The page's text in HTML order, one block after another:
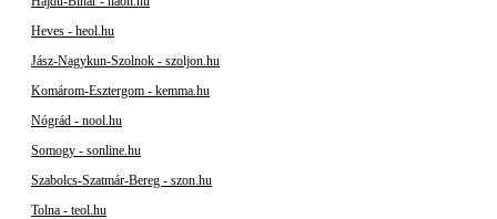
Heves - heol.hu
Jász-Nagykun-Szolnok - szoljon.hu
Komárom-Esztergom - kemma.hu
Nógrád - nool.hu
Somogy - sonline.hu
Szabolcs-Szatmár-Bereg - szon.hu
Tolna - teol.hu